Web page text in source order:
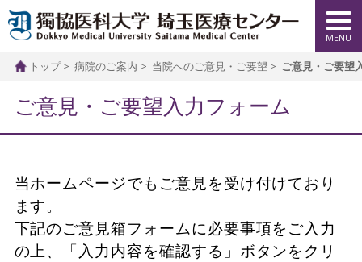
トップ 病院のご案内 当院へのご意見・ご要望 ご意見・ご要望
ご意見・ご要望入力フォーム
当ホームページでもご意見を受け付けており
ます。
下記のご意見箱フォームに必要事項をご入力
の上、「入力内容を確認する」ボタンをクリ